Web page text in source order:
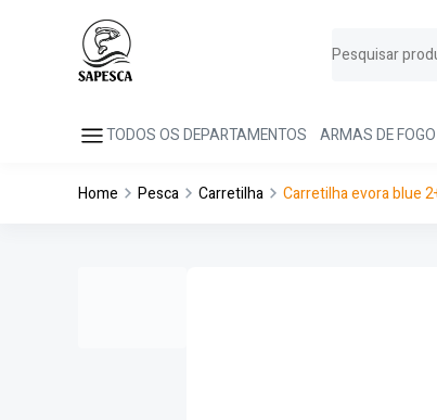
TODOS OS DEPARTAMENTOS ARMAS DE FOGO
Home Pesca Carretilha Carretilha evora blue